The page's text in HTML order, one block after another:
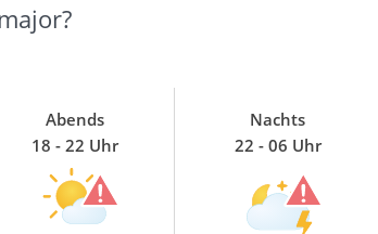
Abends
18 - 22 Uhr
Nachts
22 - 06 Uhr